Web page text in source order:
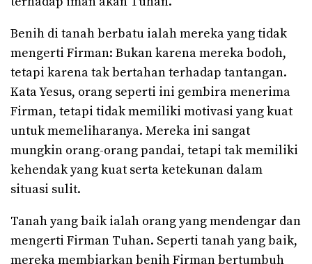
Benih di tanah berbatu ialah mereka yang tidak
mengerti Firman: Bukan karena mereka bodoh,
tetapi karena tak bertahan terhadap tantangan.
Kata Yesus, orang seperti ini gembira menerima
Firman, tetapi tidak memiliki motivasi yang kuat
untuk memeliharanya. Mereka ini sangat
mungkin orang-orang pandai, tetapi tak memiliki
kehendak yang kuat serta ketekunan dalam
situasi sulit.
Tanah yang baik ialah orang yang mendengar dan
mengerti Firman Tuhan. Seperti tanah yang baik,
mereka membiarkan benih Firman bertumbuh